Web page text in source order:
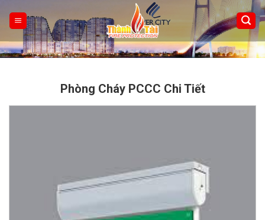
content
Phòng Cháy PCCC Chi Tiết